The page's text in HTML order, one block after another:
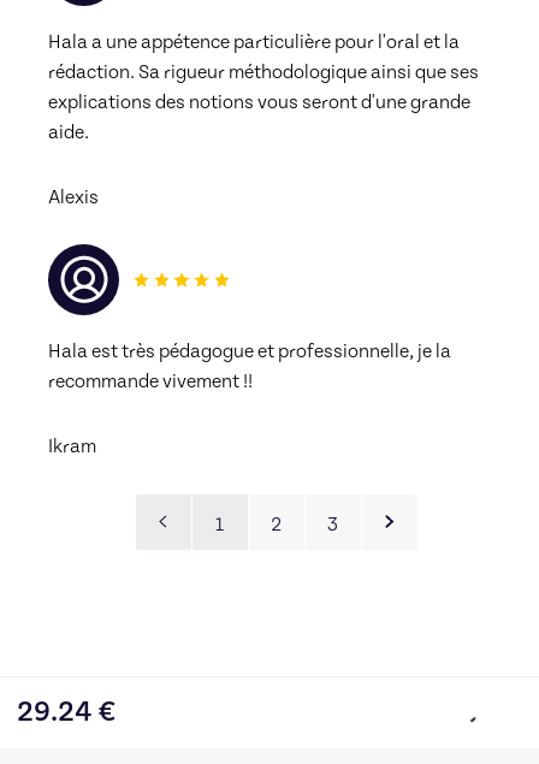
Hala a une appétence particulière pour l'oral et la
rédaction. Sa rigueur méthodologique ainsi que ses
explications des notions vous seront d'une grande
aide.
Alexis
Hala est très pédagogue et professionnelle, je la
recommande vivement !!
Ikram
1 2 3
29.24 €